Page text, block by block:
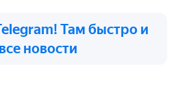
Там быстро и
новости